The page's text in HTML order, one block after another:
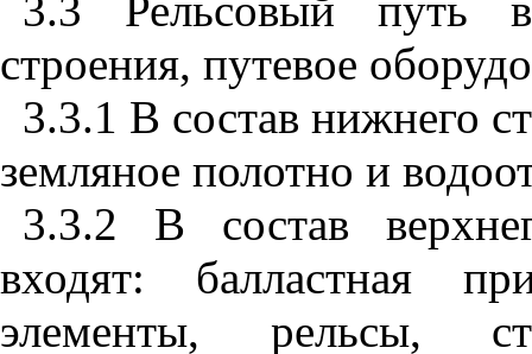
строения, путевое
3.3.1 В состав нижнего
земляное полотно и
3.3.2 В состав
входят: балластная
элементы, рельсы,